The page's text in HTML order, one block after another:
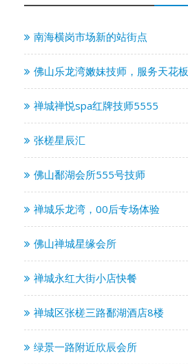
南海横岗市场新的站街点
佛山乐龙湾嫩妹技师，服务天花板
禅城禅悦spa红牌技师5555
张槎星辰汇
佛山鄱湖会所555号技师
禅城乐龙湾，00后专场体验
佛山禅城星缘会所
禅城永红大街小店快餐
禅城区张槎三路鄱湖酒店8楼
绿景一路附近欣辰会所